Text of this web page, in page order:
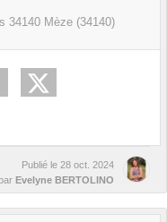
34140 Mèze (34140)
Publié le 28 oct. 2024
Evelyne BERTOLINO